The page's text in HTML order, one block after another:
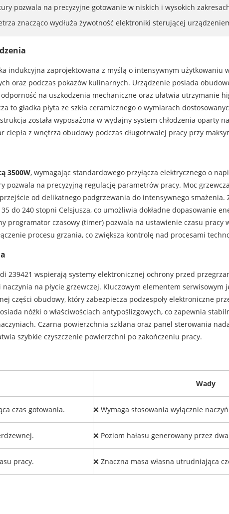
pozwala na precyzyjne gotowanie w niskich i wysokich
znacząco wydłuża żywotność elektroniki sterującej
indukcyjna zaprojektowana z myślą o intensywnym użytkowaniu
oraz podczas pokazów kulinarnych. Urządzenie posiada
na uszkodzenia mechaniczne oraz ułatwia utrzymanie
to gładka płyta ze szkła ceramicznego o wymiarach
została wyposażona w wydajny system chłodzenia oparty
z wnętrza obudowy podczas długotrwałej pracy przy
3500W, wymagając standardowego przyłącza elektrycznego o
pozwala na precyzyjną regulację parametrów pracy. Moc
od delikatnego podgrzewania do intensywnego smażenia.
do 240 stopni Celsjusza, co umożliwia dokładne dopasowanie
programator czasowy (timer) pozwala na ustawienie czasu pracy
procesu grzania, co zwiększa kontrolę nad procesami
239421 wspierają systemy elektronicznej ochrony przed
na płycie grzewczej. Kluczowym elementem serwisowym
części obudowy, który zabezpiecza podzespoły elektroniczne
nóżki o właściwościach antypoślizgowych, co zapewnia
Czarna powierzchnia szklana oraz panel sterowania
szybkie czyszczenie powierzchni po zakończeniu pracy.
Wady
czas gotowania. ❌ Wymaga stosowania wyłącznie
❌ Poziom hałasu generowany przez
pracy. ❌ Znaczna masa własna utrudniająca